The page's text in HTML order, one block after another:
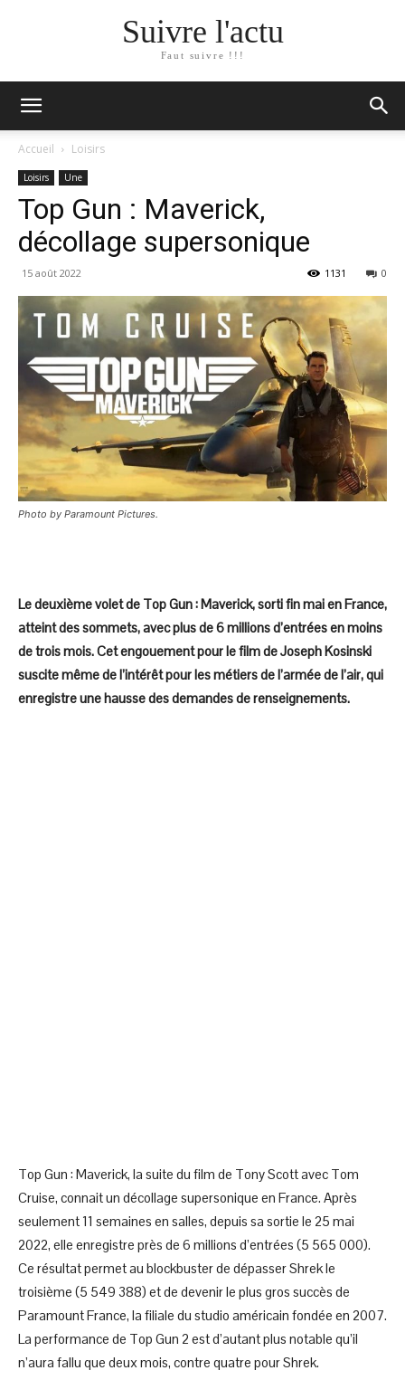
Suivre l'actu
Faut suivre !!!
Accueil Loisirs
Loisirs Une
Top Gun : Maverick,
décollage supersonique
15 août 2022 0
1131
Photo by Paramount Pictures.
Le deuxième volet de Top Gun : Maverick, sorti fin mai en France,
atteint des sommets, avec plus de 6 millions d’entrées en moins
de trois mois. Cet engouement pour le film de Joseph Kosinski
suscite même de l’intérêt pour les métiers de l’armée de l’air, qui
enregistre une hausse des demandes de renseignements.
Top Gun : Maverick, la suite du film de Tony Scott avec Tom
Cruise, connait un décollage supersonique en France. Après
seulement 11 semaines en salles, depuis sa sortie le 25 mai
2022, elle enregistre près de 6 millions d’entrées (5 565 000).
Ce résultat permet au blockbuster de dépasser Shrek le
troisième (5 549 388) et de devenir le plus gros succès de
Paramount France, la filiale du studio américain fondée en 2007.
La performance de Top Gun 2 est d’autant plus notable qu’il
n’aura fallu que deux mois, contre quatre pour Shrek.